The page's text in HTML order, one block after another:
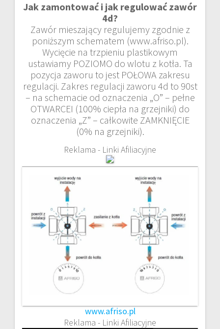
Jak zamontować i jak regulować zawór
4d?
Zawór mieszający regulujemy zgodnie z
poniższym schematem (www.afriso.pl).
Wycięcie na trzpieniu plastikowym
ustawiamy POZIOMO do wlotu z kotła. Ta
pozycja zaworu to jest POŁOWA zakresu
regulacji. Zakres regulacji zaworu 4d to 90st
– na schemacie od oznaczenia „O” – pełne
OTWARCEI (100% ciepła na grzejniki) do
oznaczenia „Z” – całkowite ZAMKNIĘCIE
(0% na grzejniki).
Reklama - Linki Afiliacyjne
www.afriso.pl
Reklama - Linki Afiliacyjne